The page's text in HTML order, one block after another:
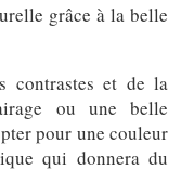
grâce à la belle
contrastes et de la
ou une belle
pour une couleur
qui donnera du